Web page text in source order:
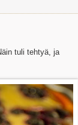
tuli tehtyä, ja